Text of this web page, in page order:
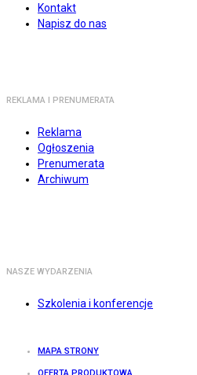
Kontakt
Napisz do nas
REKLAMA I PRENUMERATA
Reklama
Ogłoszenia
Prenumerata
Archiwum
NASZE WYDARZENIA
Szkolenia i konferencje
MAPA STRONY